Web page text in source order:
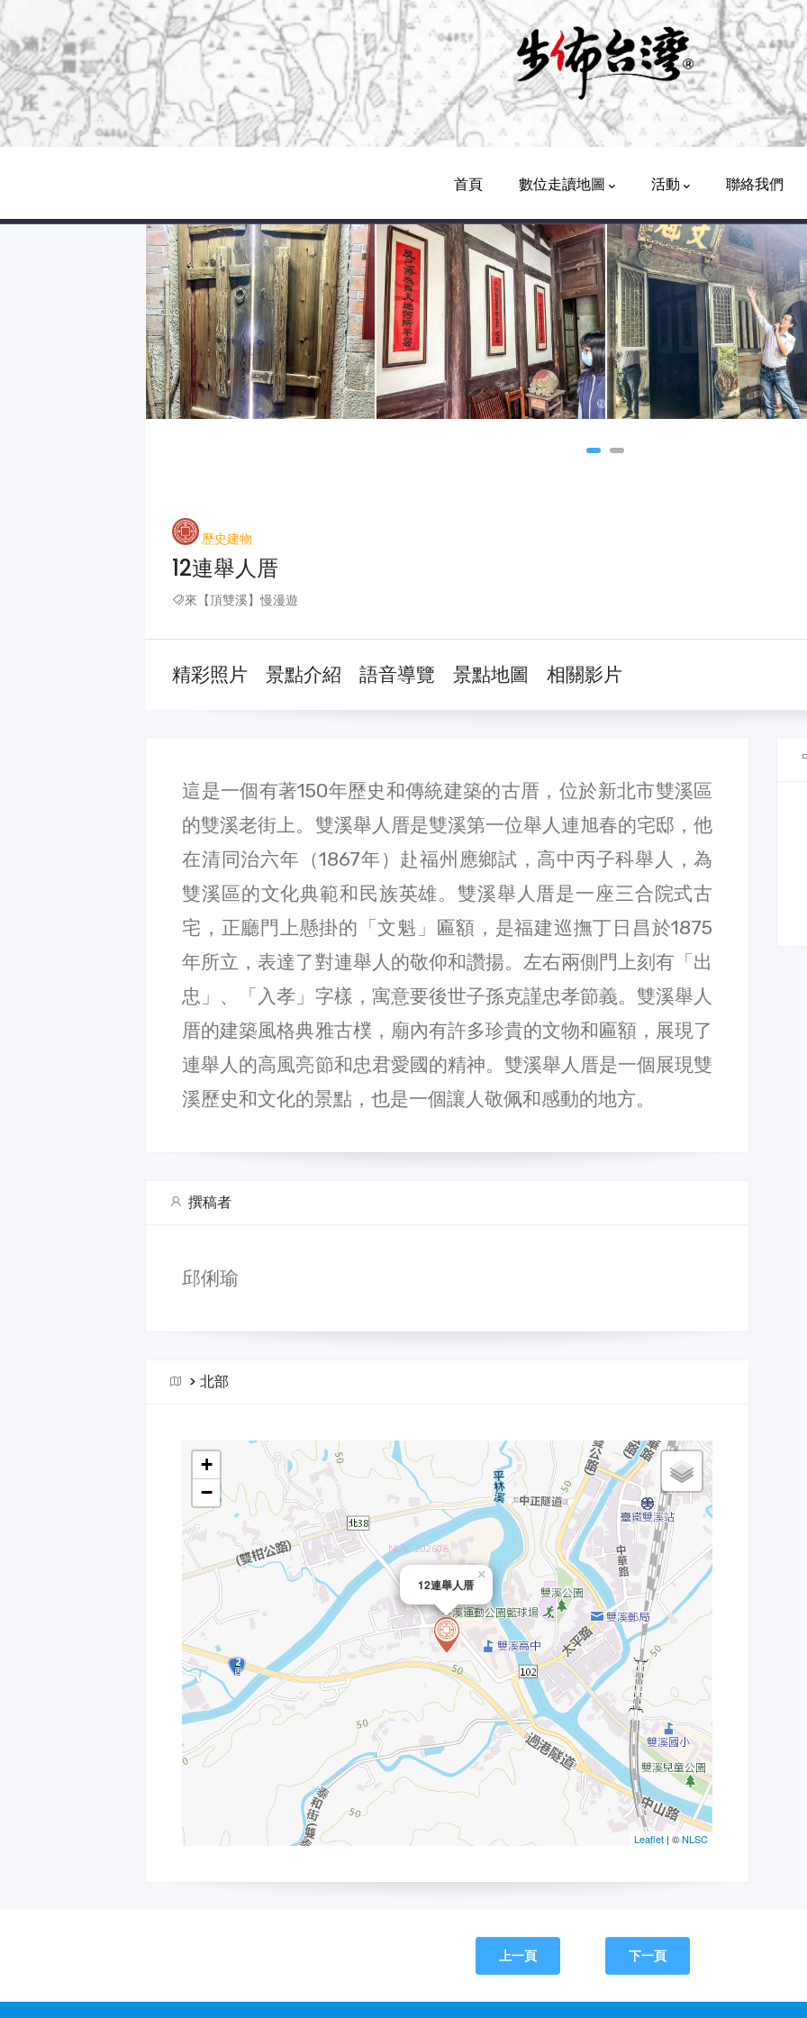
Navigation
首頁 數位走讀地圖 活動 聯絡我們
歷史建物
12連舉人厝
來【頂雙溪】慢漫遊
精彩照片 景點介紹 語音導覽 景點地圖 相關影片
這是一個有著150年歷史和傳統建築的古厝，位於新北市雙溪區
的雙溪老街上。雙溪舉人厝是雙溪第一位舉人連旭春的宅邸，他
在清同治六年（1867年）赴福州應鄉試，高中丙子科舉人，為
雙溪區的文化典範和民族英雄。雙溪舉人厝是一座三合院式古
宅，正廳門上懸掛的「文魁」匾額，是福建巡撫丁日昌於1875
年所立，表達了對連舉人的敬仰和讚揚。左右兩側門上刻有「出
忠」、「入孝」字樣，寓意要後世子孫克謹忠孝節義。雙溪舉人
厝的建築風格典雅古樸，廟內有許多珍貴的文物和匾額，展現了
連舉人的高風亮節和忠君愛國的精神。雙溪舉人厝是一個展現雙
溪歷史和文化的景點，也是一個讓人敬佩和感動的地方。
撰稿者
邱俐瑜
>北部
上一頁 下一頁